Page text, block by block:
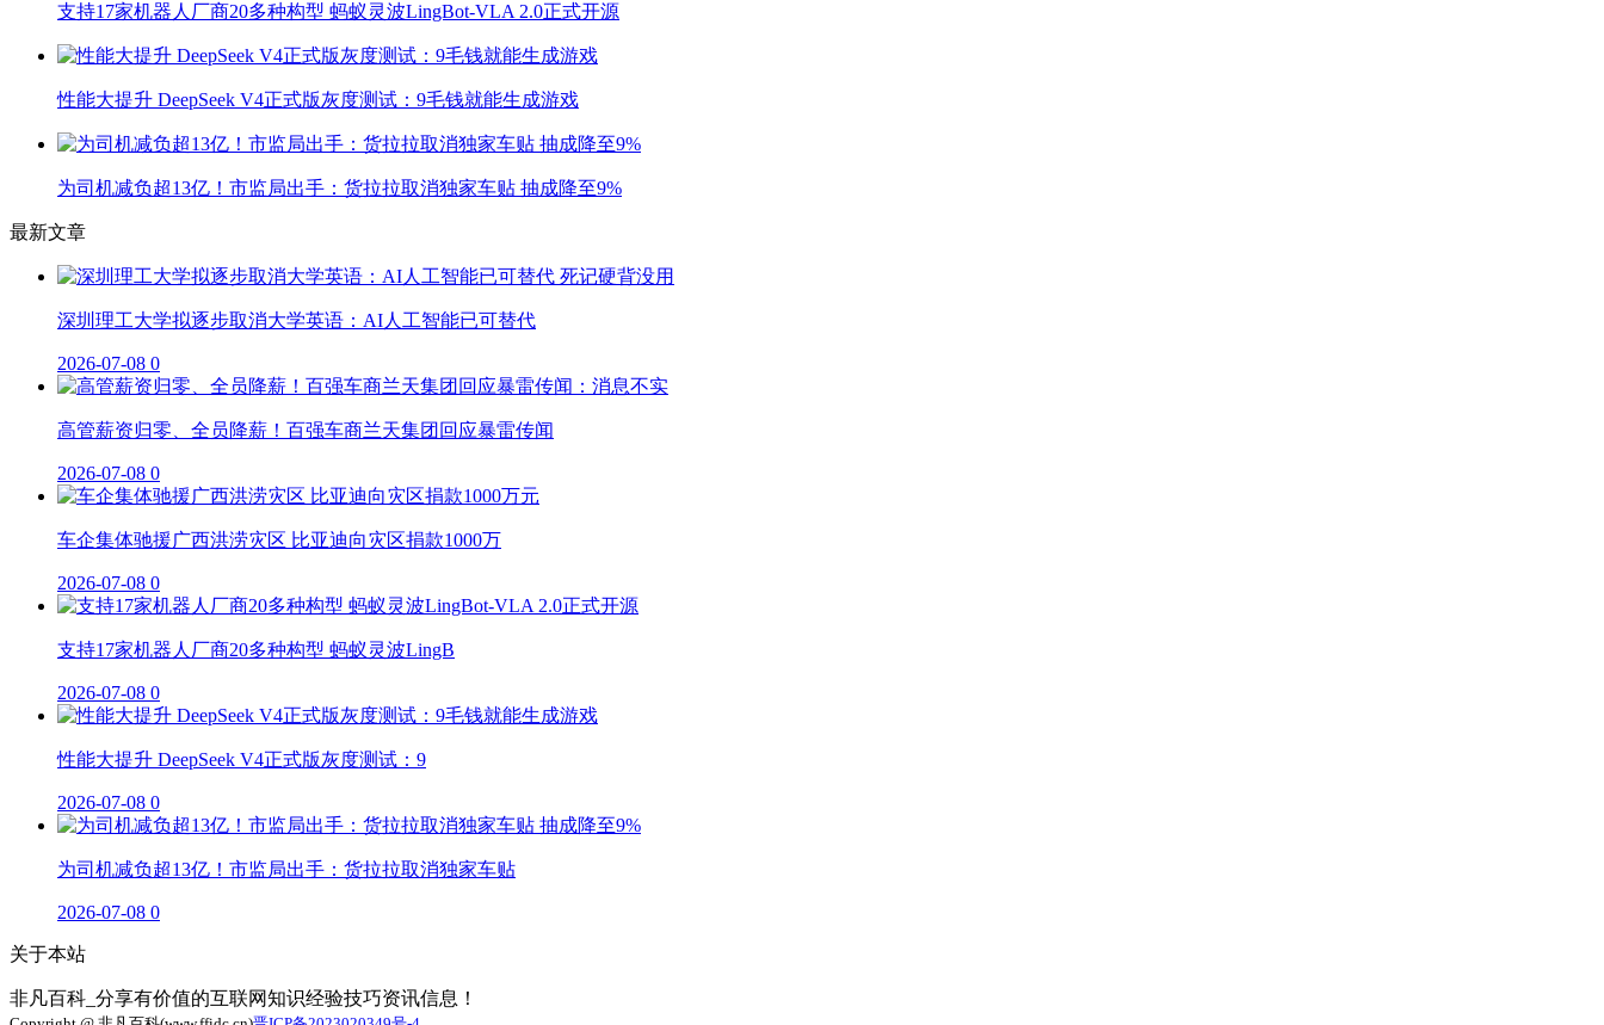
支持17家机器人厂商20多种构型 蚂蚁灵波LingBot-VLA 2.0正式开源
性能大提升 DeepSeek V4正式版灰度测试：9毛钱就能生成游戏
为司机减负超13亿！市监局出手：货拉拉取消独家车贴 抽成降至9%
最新文章
深圳理工大学拟逐步取消大学英语：AI人工智能已可替代
2026-07-08 0
高管薪资归零、全员降薪！百强车商兰天集团回应暴雷传闻
2026-07-08 0
车企集体驰援广西洪涝灾区 比亚迪向灾区捐款1000万
2026-07-08 0
支持17家机器人厂商20多种构型 蚂蚁灵波LingB
2026-07-08 0
性能大提升 DeepSeek V4正式版灰度测试：9
2026-07-08 0
为司机减负超13亿！市监局出手：货拉拉取消独家车贴
2026-07-08 0
关于本站
非凡百科_分享有价值的互联网知识经验技巧资讯信息！